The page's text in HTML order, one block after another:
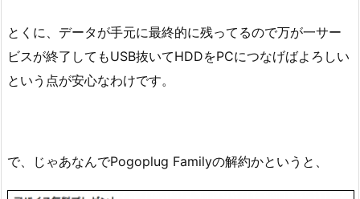
とくに、データが手元に最終的に残ってるので万が一サー
ビスが終了してもUSB抜いてHDDをPCにつなげばよろしい
という点が安心なわけです。
で、じゃあなんでPogoplug Familyの解約かというと、